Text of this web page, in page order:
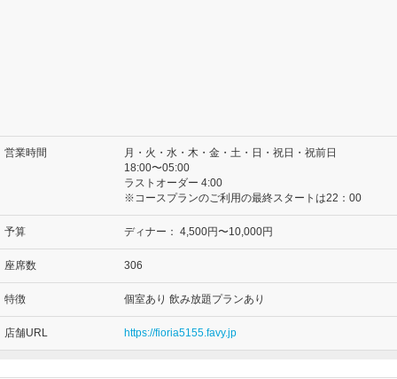
営業時間
月・火・水・木・金・土・日・祝日・祝前日
18:00〜05:00
ラストオーダー 4:00
※コースプランのご利用の最終スタートは22：00
予算 ディナー： 4,500円〜10,000円
座席数 306
特徴 個室あり 飲み放題プランあり
店舗URL https://fioria5155.favy.jp